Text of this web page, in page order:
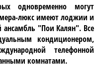
одновременно могут
люкс имеют лоджии и
"Пои Калян". Все
кондиционером,
телефонной
комнатами.